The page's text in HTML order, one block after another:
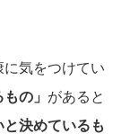
気をつけてい
の」 があると
と決めているも